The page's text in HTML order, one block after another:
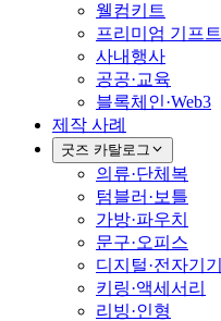
웰컴키트
프리미엄 기프트
사내행사
공공·교육
블록체인·Web3
제작 사례
굿즈 카탈로그
의류·단체복
텀블러·보틀
가방·파우치
문구·오피스
디지털·전자기기
키링·액세서리
리빙·인형